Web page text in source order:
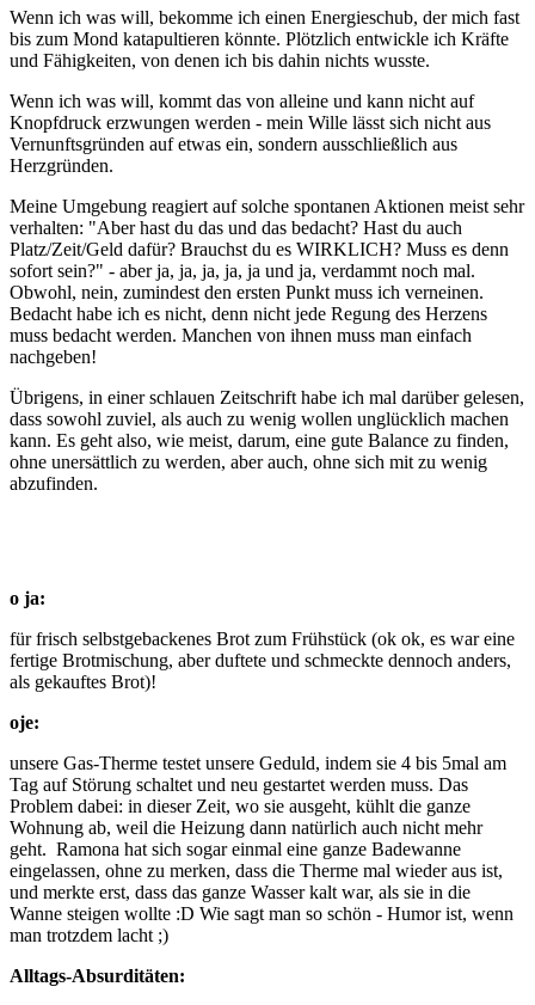
Wenn ich was will, bekomme ich einen Energieschub, der mich fast
bis zum Mond katapultieren könnte. Plötzlich entwickle ich Kräfte
und Fähigkeiten, von denen ich bis dahin nichts wusste.
Wenn ich was will, kommt das von alleine und kann nicht auf
Knopfdruck erzwungen werden - mein Wille lässt sich nicht aus
Vernunftsgründen auf etwas ein, sondern ausschließlich aus
Herzgründen.
Meine Umgebung reagiert auf solche spontanen Aktionen meist sehr
verhalten: "Aber hast du das und das bedacht? Hast du auch
Platz/Zeit/Geld dafür? Brauchst du es WIRKLICH? Muss es denn
sofort sein?" - aber ja, ja, ja, ja, ja und ja, verdammt noch mal.
Obwohl, nein, zumindest den ersten Punkt muss ich verneinen.
Bedacht habe ich es nicht, denn nicht jede Regung des Herzens
muss bedacht werden. Manchen von ihnen muss man einfach
nachgeben!
Übrigens, in einer schlauen Zeitschrift habe ich mal darüber gelesen,
dass sowohl zuviel, als auch zu wenig wollen unglücklich machen
kann. Es geht also, wie meist, darum, eine gute Balance zu finden,
ohne unersättlich zu werden, aber auch, ohne sich mit zu wenig
abzufinden.
o ja:
für frisch selbstgebackenes Brot zum Frühstück (ok ok, es war eine
fertige Brotmischung, aber duftete und schmeckte dennoch anders,
als gekauftes Brot)!
oje:
unsere Gas-Therme testet unsere Geduld, indem sie 4 bis 5mal am
Tag auf Störung schaltet und neu gestartet werden muss. Das
Problem dabei: in dieser Zeit, wo sie ausgeht, kühlt die ganze
Wohnung ab, weil die Heizung dann natürlich auch nicht mehr
geht. Ramona hat sich sogar einmal eine ganze Badewanne
eingelassen, ohne zu merken, dass die Therme mal wieder aus ist,
und merkte erst, dass das ganze Wasser kalt war, als sie in die
Wanne steigen wollte :D Wie sagt man so schön - Humor ist, wenn
man trotzdem lacht ;)
Alltags-Absurditäten: